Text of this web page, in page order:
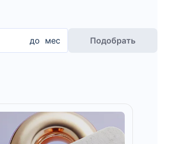
до мес Подобрать